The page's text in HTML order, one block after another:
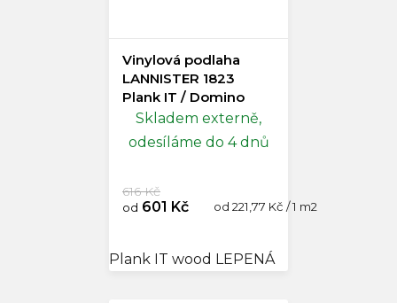
Vinylová podlaha
LANNISTER 1823
Plank IT / Domino
Skladem externě,
odesíláme do 4 dnů
od 601 Kč
616 Kč
Měrná
od 221,77 Kč / 1 m2
Plank IT wood LEPENÁ